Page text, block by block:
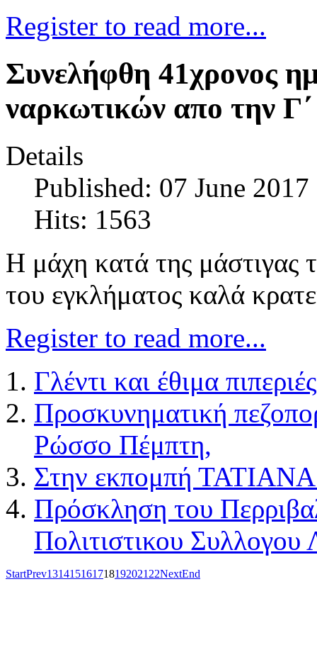
Register to read more...
Συνελήφθη 41χρονος
ναρκωτικών απο την
Details
Published: 07 June 2017
Hits: 1563
Η μάχη κατά της μάστιγας
του εγκλήματος καλά
Register to read more...
Γλέντι και έθιμα
Προσκυνηματική
Ρώσσο Πέμπτη,
Στην εκπομπή
Πρόσκληση του
Πολιτιστικου Συλλογου
StartPrev131415161718192021 22NextEnd